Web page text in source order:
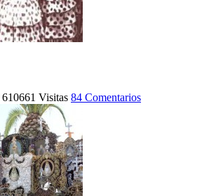
610661 Visitas 84 Comentarios